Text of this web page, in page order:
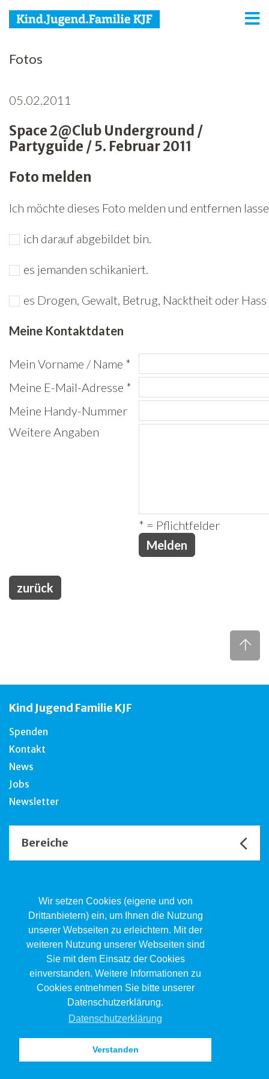
Wir setzen Cookies (eigene und von
Drittanbietern) ein, um Ihnen die Nutzung
unserer Webseiten zu erleichtern. Mit der
weiteren Nutzung unserer Webseiten sind
Sie mit dem Einsatz der Cookies
einverstanden. Weitere Informationen zu
Cookies entnehmen Sie bitte unserer
Datenschutzerklärung.
Datenschutzerklärung
Verstanden
KJF
Jugend
Familie
Netzwerk
Spenden
Jobs
Freiwilligenarbeit
News
Fotos
05.02.2011
Space 2@Club Underground /
Partyguide / 5. Februar 2011
Foto melden
Ich möchte dieses Foto melden und entfernen
ich darauf abgebildet bin.
es jemanden schikaniert.
es Drogen, Gewalt, Betrug, Nacktheit oder
Meine Kontaktdaten
Mein Vorname / Name *
Meine E-Mail-Adresse *
Meine Handy-Nummer
Weitere Angaben
* = Pflichtfelder
zurück
Kind Jugend Familie KJF
Spenden
Kontakt
News
Jobs
Newsletter
Bereiche
Kind.Jugend.Familie KJF
Poststrasse 2, Postfach, 4410 Liestal
061 551 17 77
kjf@jsw.swiss